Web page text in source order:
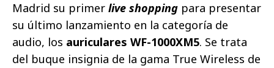
Madrid su primer live shopping para presentar
su último lanzamiento en la categoría de
audio, los auriculares WF-1000XM5. Se trata
del buque insignia de la gama True Wireless de